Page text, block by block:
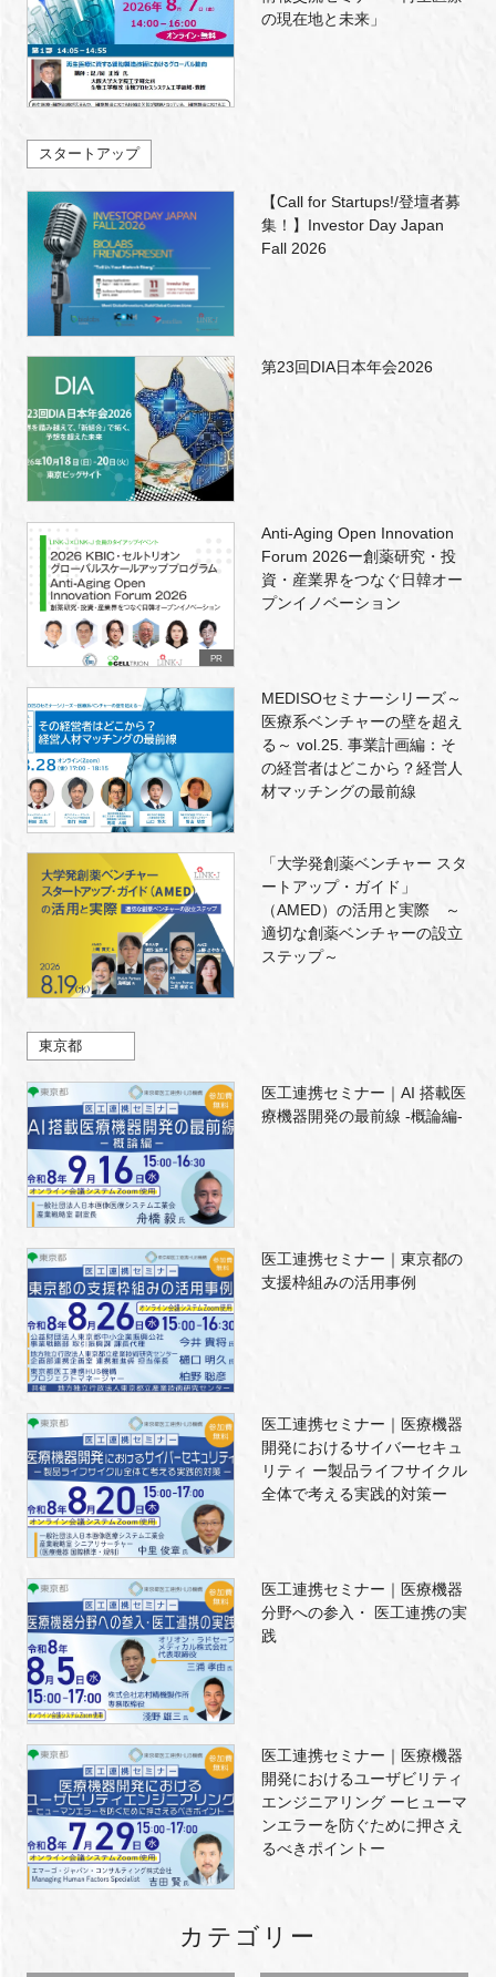
の現在地と未来」
スタートアップ
【Call for Startups!/登壇者募
集！】Investor Day Japan
Fall 2026
第23回DIA日本年会2026
PR
Anti-Aging Open Innovation
Forum 2026ー創薬研究・投
資・産業界をつなぐ日韓オー
プンイノベーション
MEDISOセミナーシリーズ～
医療系ベンチャーの壁を超え
る～ vol.25. 事業計画編：そ
の経営者はどこから？経営人
材マッチングの最前線
「大学発創薬ベンチャー スタ
ートアップ・ガイド」
（AMED）の活用と実際 ～
適切な創薬ベンチャーの設立
ステップ～
東京都
医工連携セミナー｜AI 搭載医
療機器開発の最前線 -概論編-
医工連携セミナー｜東京都の
支援枠組みの活用事例
医工連携セミナー｜医療機器
開発におけるサイバーセキュ
リティ ー製品ライフサイクル
全体で考える実践的対策ー
医工連携セミナー｜医療機器
分野への参入・ 医工連携の実
践
医工連携セミナー｜医療機器
開発におけるユーザビリティ
エンジニアリング ーヒューマ
ンエラーを防ぐために押さえ
るべきポイントー
カテゴリー